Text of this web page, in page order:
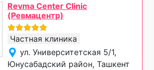
Revma Center Clinic
(Ревмацентр)
Частная клиника
ул. Университетская 5/1,
Юнусабадский район, Ташкент